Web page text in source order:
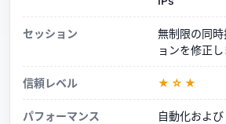
セッション
無制限の同
ョンを修正
信頼レベル ★☆★
パフォーマンス
自動化およ